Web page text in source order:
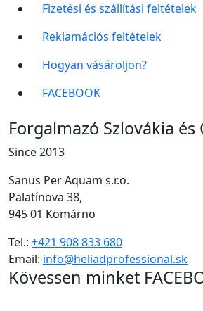
Fizetési és szállítási feltételek
Reklamációs feltételek
Hogyan vásároljon?
FACEBOOK
Forgalmazó Szlovákia és
Since 2013
Sanus Per Aquam s.r.o.
Palatínova 38,
945 01 Komárno
Tel.: +421 908 833 680
Email: info@heliadprofessional.sk
Kövessen minket